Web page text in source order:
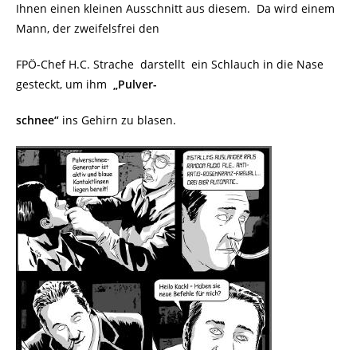
Ihnen einen kleinen Ausschnitt aus diesem. Da wird einem
Mann, der zweifelsfrei den
FPÖ-Chef H.C. Strache darstellt ein Schlauch in die Nase
gesteckt, um ihm
„Pulver-
schnee“ ins Gehirn zu blasen.